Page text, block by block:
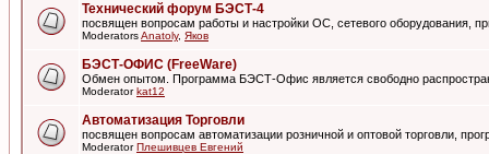
Технический форум БЭСТ-4
посвящен вопросам работы и настройки ОС, сетевого оборудования,
ModeratorsAnatoly, Яков
БЭСТ-ОФИС (FreeWare)
Обмен опытом. Программа БЭСТ-Офис является свободно
Moderatorkat12
Автоматизация Торговли
посвящен вопросам автоматизации розничной и оптовой торговли,
ModeratorПлешивцев Евгений